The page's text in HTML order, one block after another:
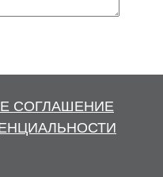
СОГЛАШЕНИЕ